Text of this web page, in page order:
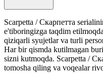
Scarpetta / Скарпетта
e'tiboringizga taqdim
qiziqarli syujetlar va turli
Har bir qismda kutilmagan
sizni kutmoqda. Scarpetta /
tomosha qiling va voqealar